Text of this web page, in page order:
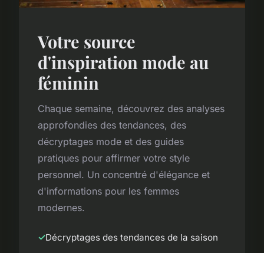
Votre source
d'inspiration mode au
féminin
Chaque semaine, découvrez des analyses
approfondies des tendances, des
décryptages mode et des guides
pratiques pour affirmer votre style
personnel. Un concentré d'élégance et
d'informations pour les femmes
modernes.
Décryptages des tendances de la saison